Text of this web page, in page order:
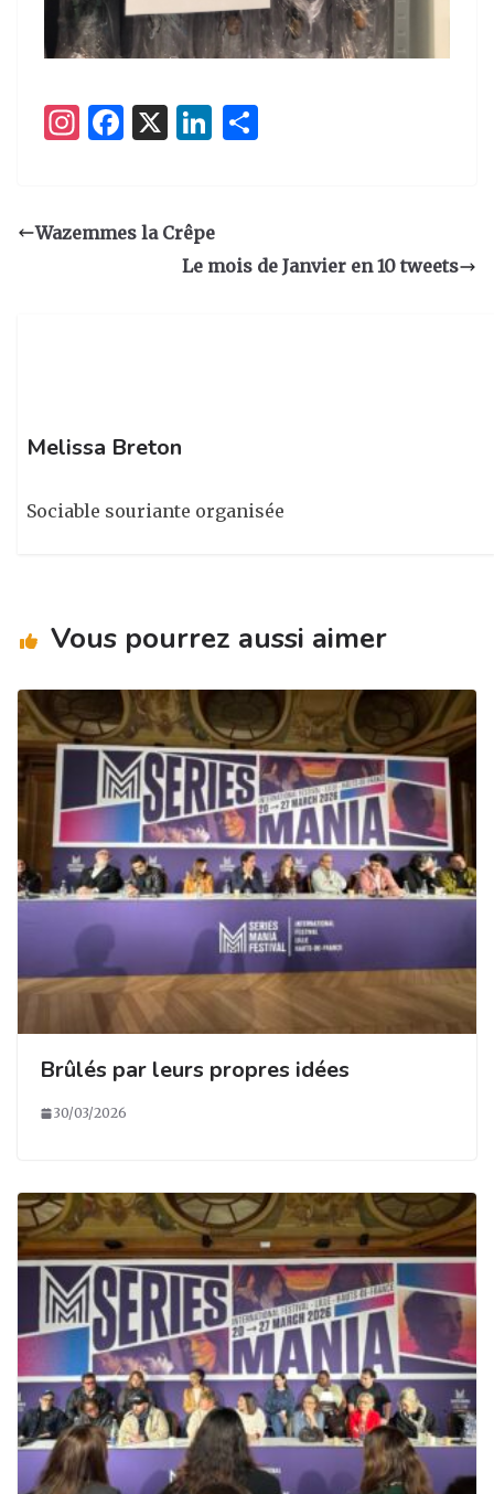
I
a
F
e
X
Li
e
dI er
Wazemmes la Crêpe
Le mois de Janvier en 10 tweets
Melissa Breton
Sociable souriante organisée
Vous pourrez aussi aimer
Brûlés par leurs propres idées
30/03/2026